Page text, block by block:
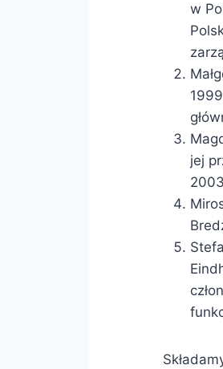
w
jej